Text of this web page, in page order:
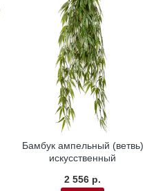
Бамбук ампельный (ветвь)
искусственный
2 556 р.